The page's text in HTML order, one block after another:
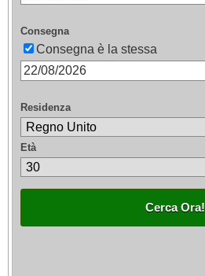
Consegna
Consegna è la stessa
Residenza
Età
Cerca Ora!